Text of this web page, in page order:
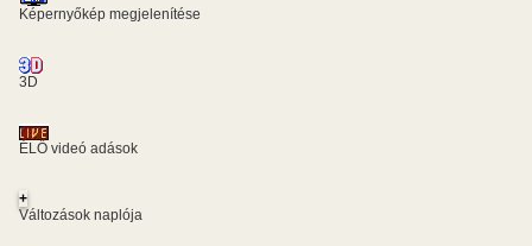
Képernyőkép megjelenítése
3D
ÉLŐ videó adások
+
Változások naplója